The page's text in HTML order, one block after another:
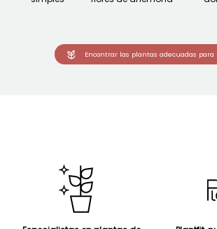
Encontrar las plantas adecuadas